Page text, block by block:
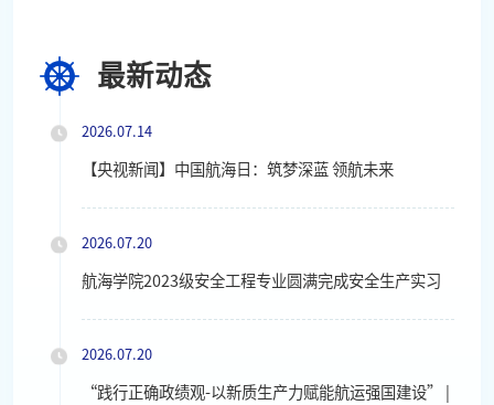
最新动态
2026.07.14
【央视新闻】中国航海日：筑梦深蓝 领航未来
2026.07.20
航海学院2023级安全工程专业圆满完成安全生产实习
2026.07.20
“践行正确政绩观-以新质生产力赋能航运强国建设” |